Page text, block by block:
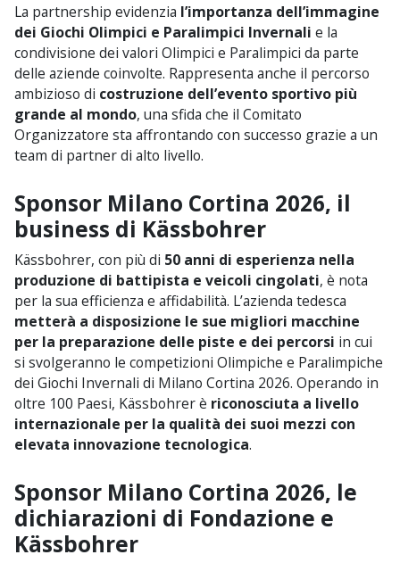
La partnership evidenzia l’importanza dell’immagine
dei Giochi Olimpici e Paralimpici Invernali e la
condivisione dei valori Olimpici e Paralimpici da parte
delle aziende coinvolte. Rappresenta anche il percorso
ambizioso di costruzione dell’evento sportivo più
grande al mondo, una sfida che il Comitato
Organizzatore sta affrontando con successo grazie a un
team di partner di alto livello.
Sponsor Milano Cortina 2026, il
business di Kässbohrer
Kässbohrer, con più di 50 anni di esperienza nella
produzione di battipista e veicoli cingolati, è nota
per la sua efficienza e affidabilità. L’azienda tedesca
metterà a disposizione le sue migliori macchine
per la preparazione delle piste e dei percorsi in cui
si svolgeranno le competizioni Olimpiche e Paralimpiche
dei Giochi Invernali di Milano Cortina 2026. Operando in
oltre 100 Paesi, Kässbohrer è riconosciuta a livello
internazionale per la qualità dei suoi mezzi con
elevata innovazione tecnologica.
Sponsor Milano Cortina 2026, le
dichiarazioni di Fondazione e
Kässbohrer